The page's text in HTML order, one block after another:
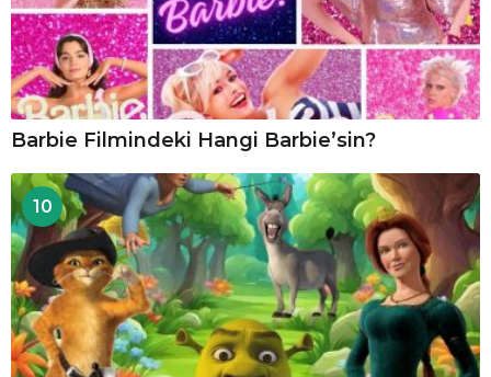
Barbie Filmindeki Hangi Barbie’sin?
10